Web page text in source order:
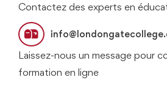
Contactez des experts en
Laissez-nous un message pour
formation en ligne